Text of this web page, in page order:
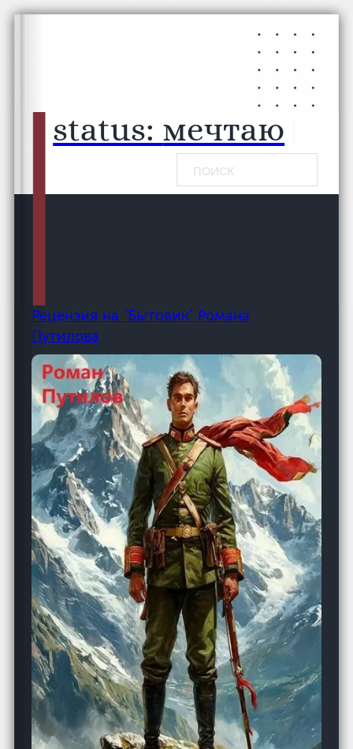
Перейти к основному содержанию
Перейти к нижнему колонтитулу
status: мечтаю...
Поиск
Рецензия на `Бытовик` Романа
Путилова